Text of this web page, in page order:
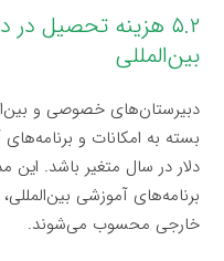
۵.۲ هزینه تحصیل
بین‌المللی
دبیرستان‌های خصوصی و
دلار در سال متغیر باشد. این
برنامه‌های آموزشی
خارجی محسوب می‌شوند.